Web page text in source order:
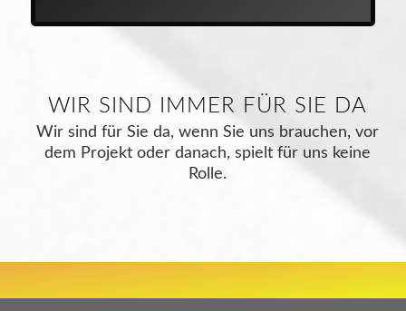
WIR SIND IMMER FÜR SIE DA
Wir sind für Sie da, wenn Sie uns brauchen, vor
dem Projekt oder danach, spielt für uns keine
Rolle.